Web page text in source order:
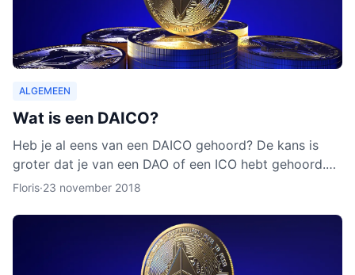
ALGEMEEN
Wat is een DAICO?
Heb je al eens van een DAICO gehoord? De kans is
groter dat je van een DAO of een ICO hebt gehoord.
Hoewel het concept van DAICO nog nooit is ingezet,
Floris·23 november 2018